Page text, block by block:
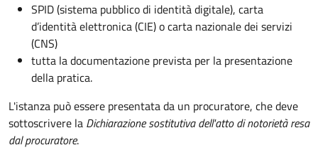
SPID (sistema pubblico di identità digitale), carta
d’identità elettronica (CIE) o carta nazionale dei servizi
(CNS)
tutta la documentazione prevista per la presentazione
della pratica.
L'istanza può essere presentata da un procuratore, che deve
sottoscrivere la Dichiarazione sostitutiva dell'atto di notorietà resa
dal procuratore.